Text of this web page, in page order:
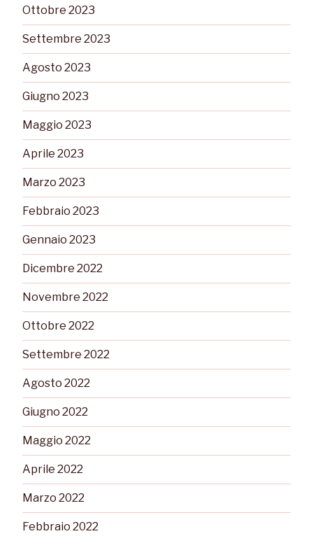
Ottobre 2023
Settembre 2023
Agosto 2023
Giugno 2023
Maggio 2023
Aprile 2023
Marzo 2023
Febbraio 2023
Gennaio 2023
Dicembre 2022
Novembre 2022
Ottobre 2022
Settembre 2022
Agosto 2022
Giugno 2022
Maggio 2022
Aprile 2022
Marzo 2022
Febbraio 2022